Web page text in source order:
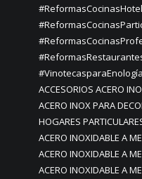
#VinotecasparaEnología
ACCESORIOS ACERO
ACERO INOX PARA
HOGARES
ACERO INOXIDABLE A
ACERO INOXIDABLE A
ACERO INOXIDABLE A